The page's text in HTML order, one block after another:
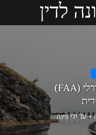
לדין
מינהל התעופה הפדרלי (FAA)
על ידיפינה